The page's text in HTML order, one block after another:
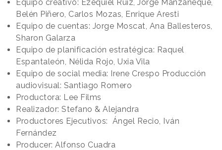
Equipo creativo: Ezequiel Ruiz, Jorge Manzaneque,
Belén Piñero, Carlos Mozas, Enrique Aresti
Equipo de cuentas: Jorge Moscat, Ana Ballesteros,
Sharon Galarza
Equipo de planificación estratégica: Raquel
Espantaleón, Nélida Rojo, Uxia Vila
Equipo de social media: Irene Crespo Producción
audiovisual: Santiago Romero
Productora: Lee Films
Realizador: Stefano & Alejandra
Productores Ejecutivos: Ángel Recio, Iván
Fernández
Producer: Alfonso Cuadra